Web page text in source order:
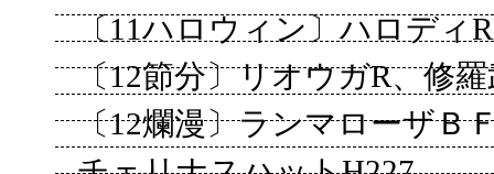
〔11ハロウィン〕ハロディ
〔12節分〕リオウガR、修
〔12爛漫〕ランマローザＢ